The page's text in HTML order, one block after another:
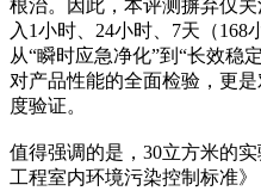
根治。因此，本评测摒弃仅
入1小时、24小时、7天（
从“瞬时应急净化”到“长效稳
对产品性能的全面检验，更
度验证。
值得强调的是，30立方米的
工程室内环境污染控制标准》